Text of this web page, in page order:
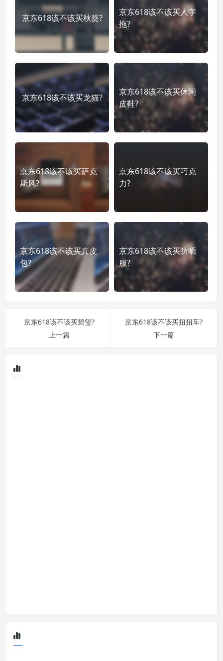
京东618该不该买秋葵?
京东618该不该买人字
拖?
京东618该不该买龙猫?
京东618该不该买休闲
皮鞋?
京东618该不该买萨克
斯风?
京东618该不该买巧克
力?
京东618该不该买真皮
包?
京东618该不该买防晒
服?
京东618该不该买碧玺?
上一篇
京东618该不该买扭扭车?
下一篇